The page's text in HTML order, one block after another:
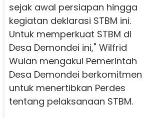
sejak awal persiapan hingga
kegiatan deklarasi STBM ini.
Untuk memperkuat STBM di
Desa Demondei ini," Wilfrid
Wulan mengakui Pemerintah
Desa Demondei berkomitmen
untuk menertibkan Perdes
tentang pelaksanaan STBM.